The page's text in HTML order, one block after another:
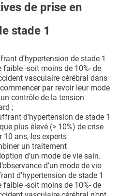
de prise en
stade 1
d'hypertension de stade 1
-soit moins de 10%- de
vasculaire cérébral dans
par revoir leur mode
contrôle de la tension
;
d'hypertension de stade 1
plus élevé (> 10%) de crise
10 ans, les experts
un traitement
d’un mode de vie sain.
d’un mode de vie
d'hypertension de stade 1
-soit moins de 10%- de